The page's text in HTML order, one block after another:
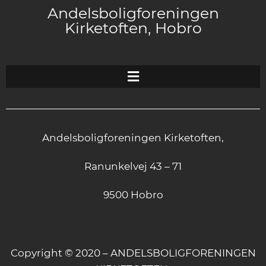
Andelsboligforeningen
Kirketoften, Hobro
Andelsboligforeningen Kirketoften,
Ranunkelvej 43 – 71
9500 Hobro
Copyright © 2020 – ANDELSBOLIGFORENINGEN